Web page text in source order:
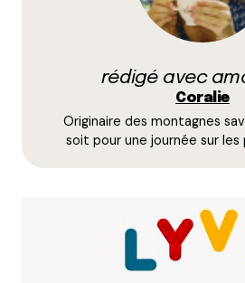
E-mail*
Prévenez-moi de tous les
rédigé avec
Coralie
Originaire des montagnes
soit pour une journée sur les